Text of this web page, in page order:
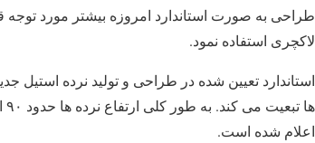
طراحی به صورت استاندارد امروزه بیشتر مورد
لاکچری استفاده نمود.
استاندارد تعیین شده در طراحی و تولید نرده استیل
اعلام شده است.